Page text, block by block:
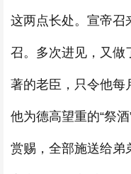
这两点长处。宣帝召
召。多次进见，又做
著的老臣，只令他每
他为德高望重的“祭
赏赐，全部施送给弟